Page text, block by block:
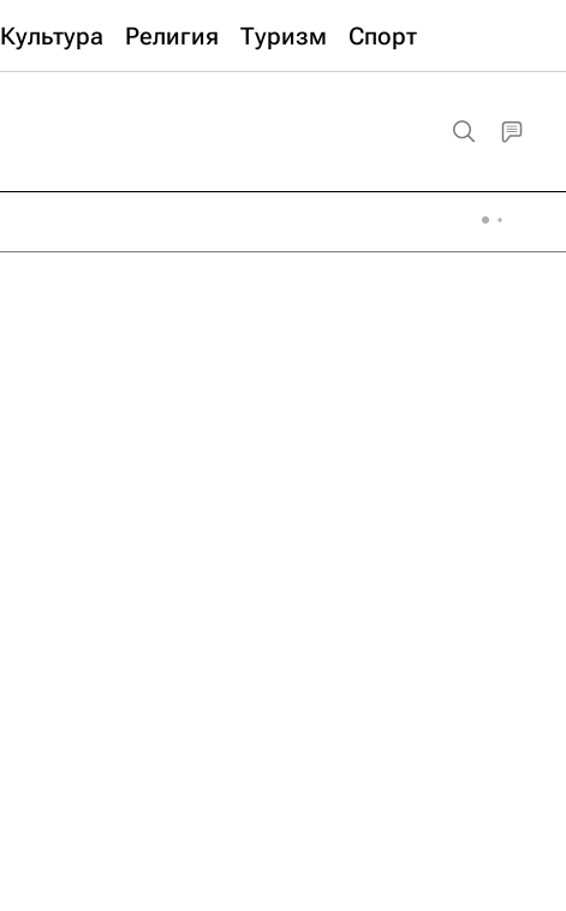
Культура Религия Туризм Спорт